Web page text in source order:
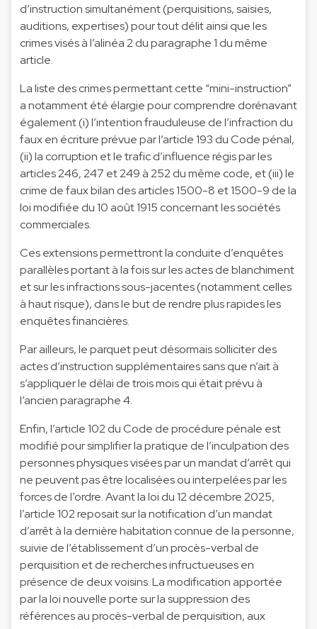
d’instruction simultanément (perquisitions, saisies,
auditions, expertises) pour tout délit ainsi que les
crimes visés à l’alinéa 2 du paragraphe 1 du même
article.
La liste des crimes permettant cette “mini-instruction”
a notamment été élargie pour comprendre dorénavant
également (i) l’intention frauduleuse de l’infraction du
faux en écriture prévue par l’article 193 du Code pénal,
(ii) la corruption et le trafic d’influence régis par les
articles 246, 247 et 249 à 252 du même code, et (iii) le
crime de faux bilan des articles 1500-8 et 1500-9 de la
loi modifiée du 10 août 1915 concernant les sociétés
commerciales.
Ces extensions permettront la conduite d’enquêtes
parallèles portant à la fois sur les actes de blanchiment
et sur les infractions sous-jacentes (notamment celles
à haut risque), dans le but de rendre plus rapides les
enquêtes financières.
Par ailleurs, le parquet peut désormais solliciter des
actes d’instruction supplémentaires sans que n’ait à
s’appliquer le délai de trois mois qui était prévu à
l’ancien paragraphe 4.
Enfin, l’article 102 du Code de procédure pénale est
modifié pour simplifier la pratique de l’inculpation des
personnes physiques visées par un mandat d’arrêt qui
ne peuvent pas être localisées ou interpelées par les
forces de l’ordre. Avant la loi du 12 décembre 2025,
l’article 102 reposait sur la notification d’un mandat
d’arrêt à la dernière habitation connue de la personne,
suivie de l’établissement d’un procès-verbal de
perquisition et de recherches infructueuses en
présence de deux voisins. La modification apportée
par la loi nouvelle porte sur la suppression des
références au procès-verbal de perquisition, aux